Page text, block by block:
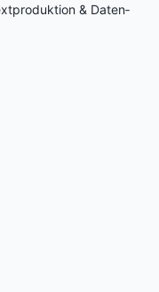
& Daten­